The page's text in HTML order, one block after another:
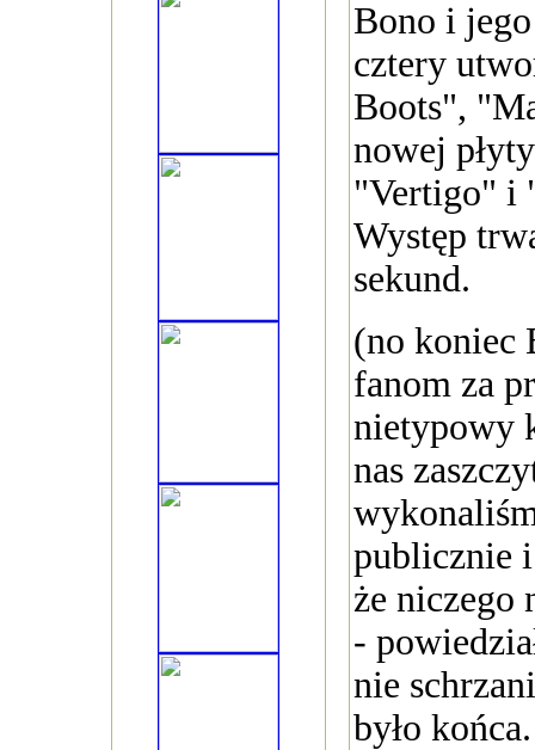
Bono i
cztery
Boots",
nowej
"Vertigo" i
Występ
sekund.
(no koniec
fanom za
nietypowy
nas
publicznie
że niczego
-
nie
było końca.